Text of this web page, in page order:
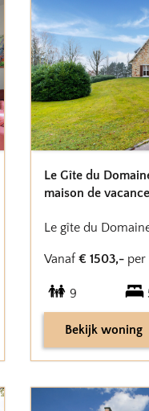
Le Gîte du
maison de
Le gîte du
Vanaf € 1503,- per
9
Bekijk woning